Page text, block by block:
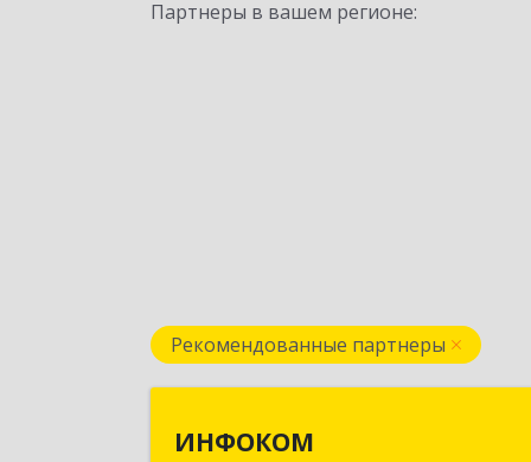
Партнеры в вашем регионе:
Рекомендованные партнеры
ИНФОКОМ